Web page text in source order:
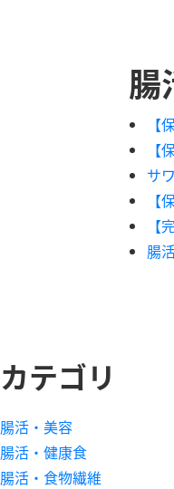
腸
【
【
サ
【
【
腸
カテゴリ
腸活・美容
腸活・健康食
腸活・食物繊維